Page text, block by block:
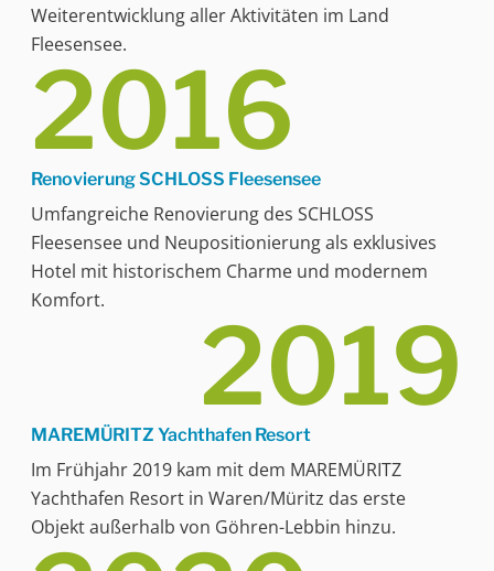
Weiterentwicklung aller Aktivitäten im Land
Fleesensee.
2016
Renovierung SCHLOSS Fleesensee
Umfangreiche Renovierung des SCHLOSS
Fleesensee und Neupositionierung als exklusives
Hotel mit historischem Charme und modernem
Komfort.
2019
MAREMÜRITZ Yachthafen Resort
Im Frühjahr 2019 kam mit dem MAREMÜRITZ
Yachthafen Resort in Waren/Müritz das erste
Objekt außerhalb von Göhren-Lebbin hinzu.